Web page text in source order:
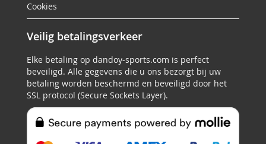
Cookies
Veilig betalingsverkeer
Elke betaling op dandoy-sports.com is perfect
beveiligd. Alle gegevens die u ons bezorgt bij uw
betaling worden beschermd en beveiligd door het
SSL protocol (Secure Sockets Layer).